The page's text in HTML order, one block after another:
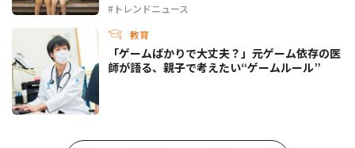
#トレンドニュース
教育
「ゲームばかりで大丈夫？」元ゲーム依存の医
師が語る、親子で考えたい“ゲームルール”